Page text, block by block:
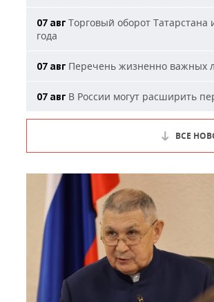
07 авг Торговый оборот
года
07 авг Перечень жизненно важных
07 авг В России могут расширить
ВСЕ